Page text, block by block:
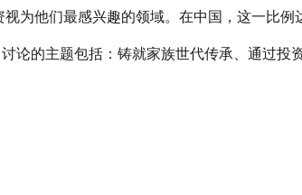
为他们最感兴趣的领域。在中国，这一比例
论的主题包括：铸就家族世代传承、通过投